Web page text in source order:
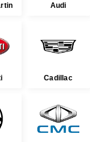
Audi
Cadillac